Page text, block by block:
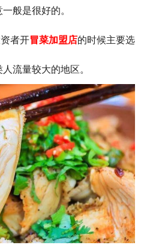
般是很好的。
者开冒菜加盟店的时候主要选
流量较大的地区。